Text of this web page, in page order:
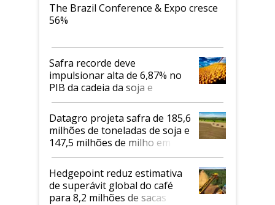
The Brazil Conference & Expo cresce
56%
Safra recorde deve
impulsionar alta de 6,87% no
PIB da cadeia da soja e
biodiesel em 2026
Datagro projeta safra de 185,6
milhões de toneladas de soja e
147,5 milhões de milho em
2026/27
Hedgepoint reduz estimativa
de superávit global do café
para 8,2 milhões de sacas